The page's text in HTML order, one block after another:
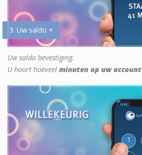
3. Uw saldo +
Uw saldo bevestiging.
U hoort hoeveel minuten op uw account